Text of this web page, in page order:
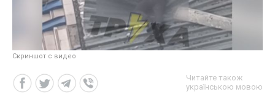
Скриншот с видео
Читайте також
українською мовою